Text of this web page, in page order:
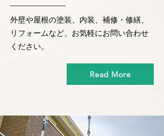
外壁や屋根の塗装、内装、補修・修繕、
リフォームなど、お気軽にお問い合わせ
ください。
Read More